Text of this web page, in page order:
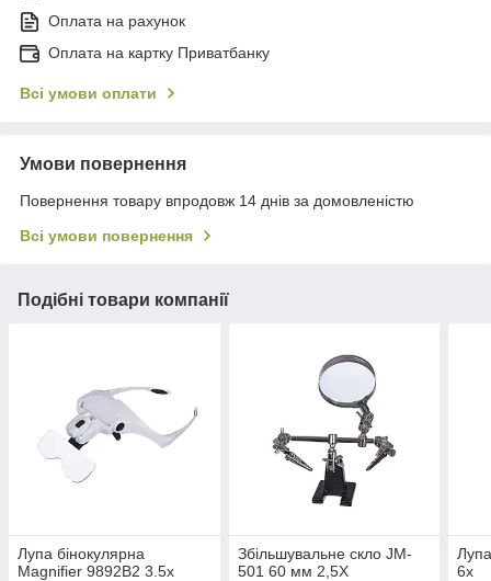
Оплата на рахунок
Оплата на картку Приватбанку
Всі умови оплати
Умови повернення
Повернення товару впродовж 14 днів за домовленістю
Всі умови повернення
Подібні товари компанії
Лупа бінокулярна
Magnifier 9892B2 3.5x
Збільшувальне скло JM-
501 60 мм 2,5Х
6x